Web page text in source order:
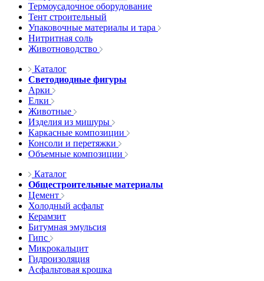
Термоусадочное оборудование
Тент строительный
Упаковочные материалы и тара
Нитритная соль
Животноводство
Каталог
Светодиодные фигуры
Арки
Елки
Животные
Изделия из мишуры
Каркасные композиции
Консоли и перетяжки
Объемные композиции
Каталог
Общестроительные материалы
Цемент
Холодный асфальт
Керамзит
Битумная эмульсия
Гипс
Микрокальцит
Гидроизоляция
Асфальтовая крошка